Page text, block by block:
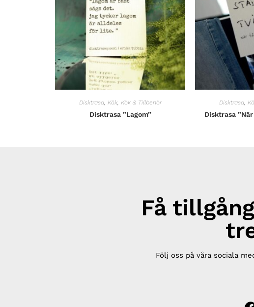
Disktrasa, Kök, Kök & Tillbehör
Disktrasa ”Lagom”
Disktrasa,
Disktrasa
Få
Följ oss på våra sociala